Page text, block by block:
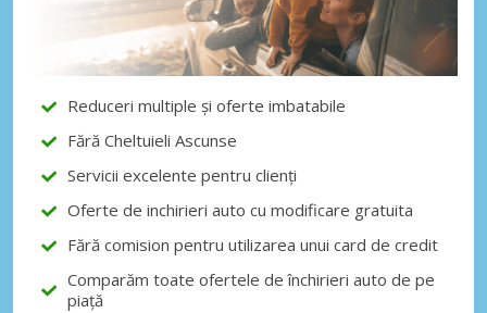
Economii de top
Accesați ofertele exclusive ale
Reduceri multiple și oferte imbatabile
Fără Cheltuieli Ascunse
Servicii excelente pentru clienți
Oferte de inchirieri auto cu modificare gratuita
Fără comision pentru utilizarea unui card de credit
Comparăm toate ofertele de închirieri auto de pe
piață